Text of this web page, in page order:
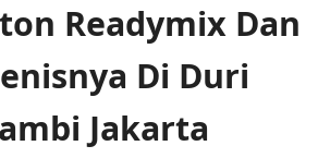
Readymix Dan
Di Duri
Jakarta